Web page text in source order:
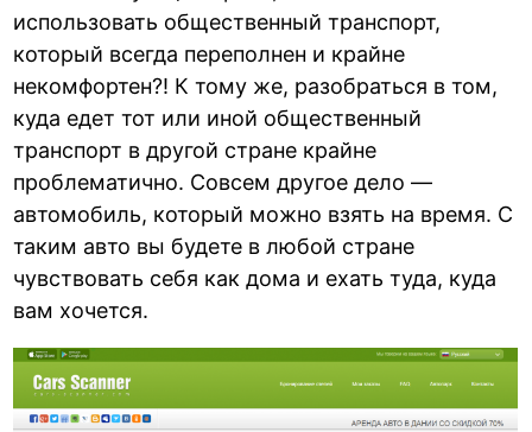
использовать общественный транспорт,
который всегда переполнен и крайне
некомфортен?! К тому же, разобраться в том,
куда едет тот или иной общественный
транспорт в другой стране крайне
проблематично. Совсем другое дело —
автомобиль, который можно взять на время. С
таким авто вы будете в любой стране
чувствовать себя как дома и ехать туда, куда
вам хочется.